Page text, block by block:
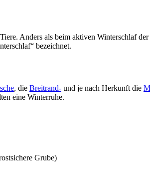
Anders als beim aktiven Winterschlaf
bezeichnet.
, die Breitrand- und je nach Herkunft die
eine Winterruhe.
Grube)